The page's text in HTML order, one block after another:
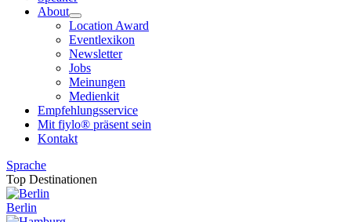
About
Location Award
Eventlexikon
Newsletter
Jobs
Meinungen
Medienkit
Empfehlungsservice
Mit fiylo® präsent sein
Kontakt
Sprache
Top Destinationen
Berlin